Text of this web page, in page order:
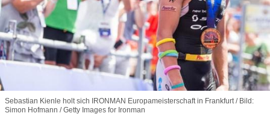
Sebastian Kienle holt sich IRONMAN Europameisterschaft in Frankfurt / Bild:
Simon Hofmann / Getty Images for Ironman